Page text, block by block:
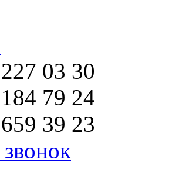
03 30
79 24
39 23
звонок